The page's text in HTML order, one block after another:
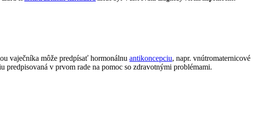
vaječníka môže predpísať hormonálnu antikoncepciu, napr. vnútromaternicové
predpisovaná v prvom rade na pomoc so zdravotnými problémami.